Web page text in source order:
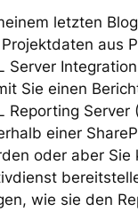
letzten
aus
Server
Sie einen
Reporting Server
einer
oder aber Sie
wie sie den